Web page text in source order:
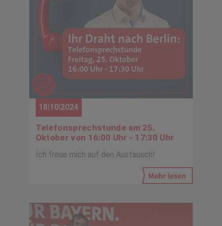
18|10|2024
Telefonsprechstunde am 25.
Oktober von 16:00 Uhr - 17:30 Uhr
Ich freue mich auf den Austausch!